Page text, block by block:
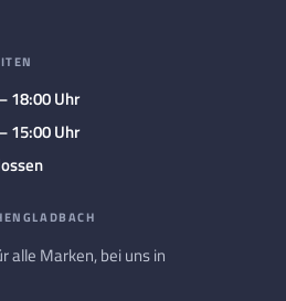
18:00 Uhr
15:00 Uhr
alle Marken, bei uns in